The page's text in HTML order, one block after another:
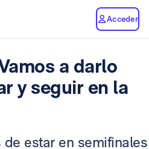
Acceder
a darlo
y seguir en la
de estar en semifinales